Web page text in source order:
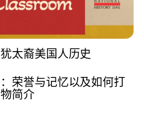
太裔美国人历史
荣誉与记忆以及如何打
简介